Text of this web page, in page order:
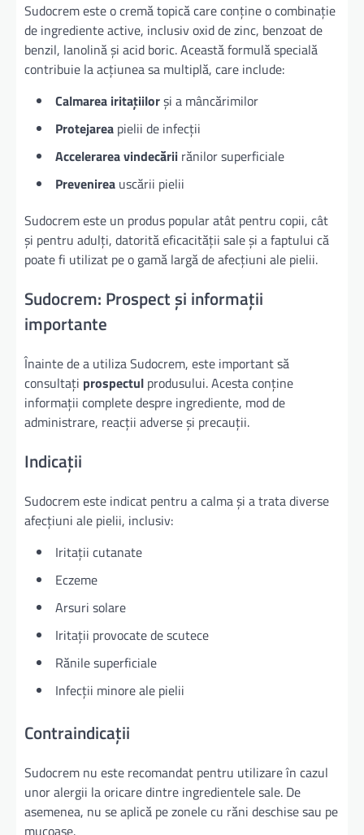
Sudocrem este o cremă topică care conține o combinație
de ingrediente active, inclusiv oxid de zinc, benzoat de
benzil, lanolină și acid boric. Această formulă specială
contribuie la acțiunea sa multiplă, care include:
Calmarea iritațiilorși a mâncărimilor
Protejarea pielii de infecții
Accelerarea vindecării rănilor superficiale
Prevenirea uscării pielii
Sudocrem este un produs popular atât pentru copii, cât
și pentru adulți, datorită eficacității sale și a faptului că
poate fi utilizat pe o gamă largă de afecțiuni ale pielii.
Sudocrem: Prospect și informații
importante
Înainte de a utiliza Sudocrem, este important să
consultați prospectul produsului. Acesta conține
informații complete despre ingrediente, mod de
administrare, reacții adverse și precauții.
Indicații
Sudocrem este indicat pentru a calma și a trata diverse
afecțiuni ale pielii, inclusiv:
Iritații cutanate
Eczeme
Arsuri solare
Iritații provocate de scutece
Rănile superficiale
Infecții minore ale pielii
Contraindicații
Sudocrem nu este recomandat pentru utilizare în cazul
unor alergii la oricare dintre ingredientele sale. De
asemenea, nu se aplică pe zonele cu răni deschise sau pe
mucoase.